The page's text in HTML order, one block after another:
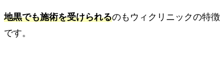
地黒でも施術を受けられるのもウィクリニックの特徴
です。